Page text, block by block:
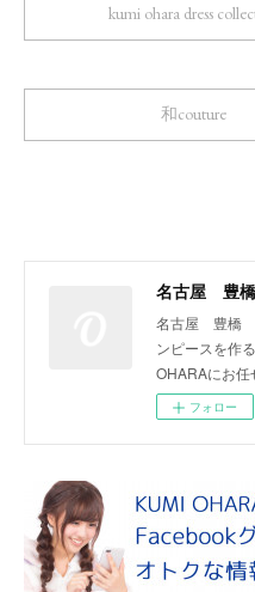
kumi ohara dress
和couture
名古屋 豊橋
ンピースを作
OHARAにお任
フォロー